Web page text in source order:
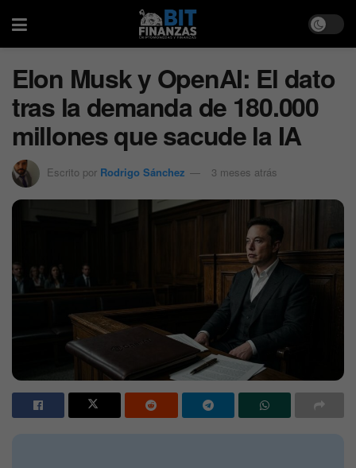
Elon Musk y OpenAI: El dato
tras la demanda de 180.000
millones que sacude la IA
Escrito por Rodrigo Sánchez 3 meses atrás